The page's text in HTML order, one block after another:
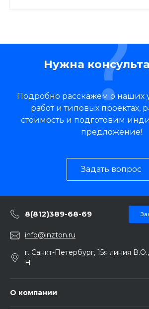
Нужна
Подробно расскажем о наших
работ и типовых проектах,
стоимость и подготовим
предложение!
Задать вопрос
8(812)389-68-69
info@inzton.ru
г. Санкт-Петербург, 15я линия
Н
О компании